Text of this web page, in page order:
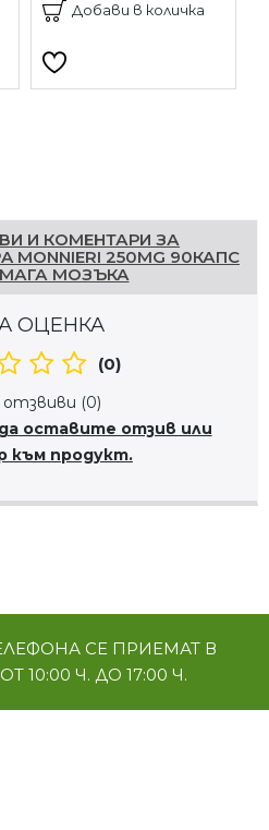
Добави в количка
И КОМЕНТАРИ ЗА
MONNIERI 250MG 90КАПС
МОЗЪКА
ОЦЕНКА
(0)
(0)
оставите отзив или
към продукт.
СЕ ПРИЕМАТ В
10:00 Ч. ДО 17:00 Ч.